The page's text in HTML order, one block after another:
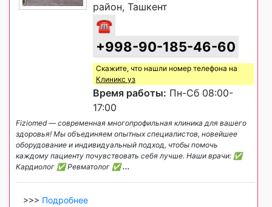
район, Ташкент
☎
+998-90-185-46-60
Скажите, что нашли номер телефона на
Клиникс уз
Время работы: Пн-Сб 08:00-
17:00
Fiziomed — современная многопрофильная клиника для вашего
здоровья! Мы объединяем опытных специалистов, новейшее
оборудование и индивидуальный подход, чтобы помочь
каждому пациенту почувствовать себя лучше. Наши врачи: ✅
Кардиолог ✅ Ревматолог ✅...
>>> Подробнее